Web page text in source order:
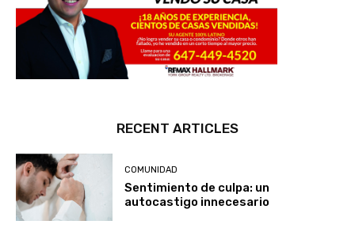
RECENT ARTICLES
COMUNIDAD
Sentimiento de culpa: un
autocastigo innecesario